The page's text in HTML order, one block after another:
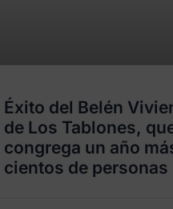
Éxito del Belén
de Los Tablones,
congrega un año
cientos de personas